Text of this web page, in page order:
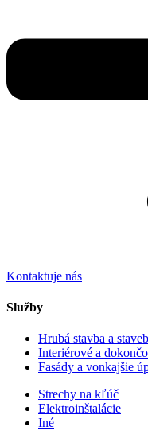
Kontaktuje nás
Služby
Hrubá stavba a
Interiérové a
Fasády a vonkajšie
Strechy na kľúč
Elektroinštalácie
Iné